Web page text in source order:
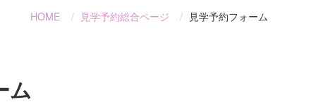
HOME 見学予約総合ページ 見学予約フォーム
ム